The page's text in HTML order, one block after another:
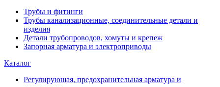
Трубы и фитинги
Трубы канализационные, соединительные детали и
изделия
Детали трубопроводов, хомуты и крепеж
Запорная арматура и электроприводы
Каталог
Регулирующая, предохранительная арматура и